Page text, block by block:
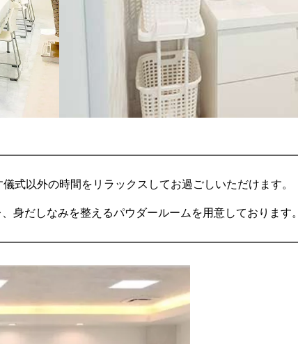
式以外の時間をリラックスしてお過ごしいただけます。
身だしなみを整えるパウダールームを用意しております。